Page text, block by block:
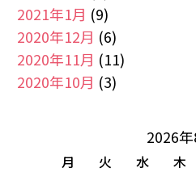
2021年1月 (9)
2020年12月 (6)
2020年11月 (11)
2020年10月 (3)
2026
月 火 水 木